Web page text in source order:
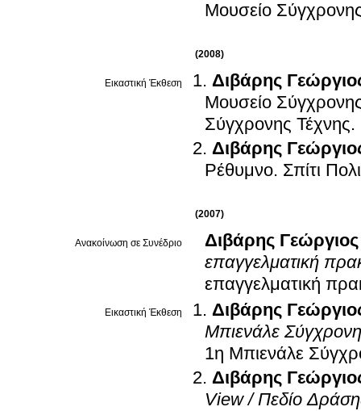
Μουσείο
(2008)
Εικαστική Έκθεση
Διβάρης
Μουσείο
Σύγχρονης Τέχνης.
Διβάρης
Ρέθυμνο. Σπίτι
(2007)
Ανακοίνωση σε Συνέδριο
Διβάρης Γεώργιος
επαγγελματική
επαγγελματική
Εικαστική Έκθεση
Διβάρης
Μπιενάλε
1η Μπιενάλε
Διβάρης
View / Πεδίο